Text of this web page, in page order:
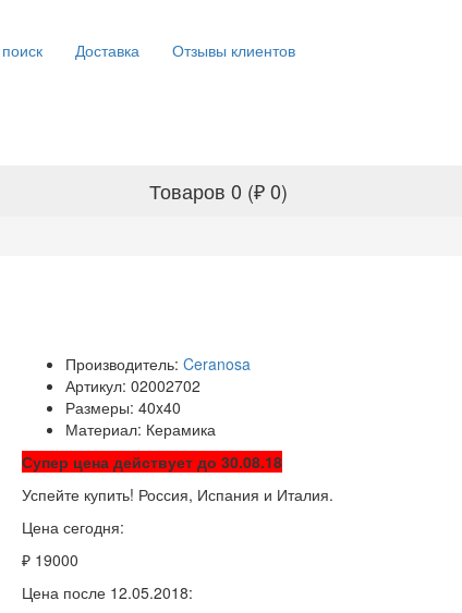
Доставка Отзывы клиентов
Товаров 0 (₽ 0)
Производитель: Ceranosa
Артикул: 02002702
Размеры: 40x40
Материал: Керамика
Супер цена действует до 30.08.18
Успейте купить! Россия, Испания и Италия.
Цена сегодня:
₽ 19000
Цена после 12.05.2018: